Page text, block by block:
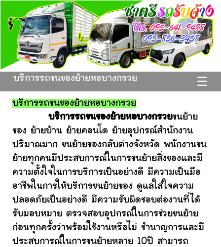
☰
บริการรถขนของย้ายหอบางกรวย
บริการรถขนของย้ายหอบางกรวย
บริการรถขนของย้ายหอบางกรวยขนย้าย
ของ ย้ายบ้าน ย้ายคอนโด ย้ายอุปกรณ์สำนักงาน
ปริมาณมาก ขนย้ายของกลับต่างจังหวัด พนักงานขน
ย้ายทุกคนมีประสบการณ์ในการขนย้ายสิ่งของและมี
ความตั้งใจในการบริการเป็นอย่างดี มีความเป็นมือ
อาชีพในการให้บริการขนย้ายของ ดูแลใส่ใจความ
ปลอดภัยเป็นอย่างดี มีความรับผิดชอบต่องานที่ได้
รับมอบหมาย ตรวจสอบอุปกรณ์ในการช่วยขนย้าย
ก่อนทุกครั้งว่าพร้อมใช้งานหรือไม่ ชำนาญการและมี
ประสบการณ์ในการขนย้ายหลาย 10ปี สามารถ